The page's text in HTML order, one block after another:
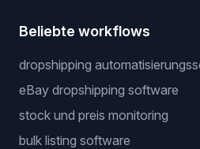
Beliebte workflows
dropshipping
eBay dropshipping software
stock und preis monitoring
bulk listing software